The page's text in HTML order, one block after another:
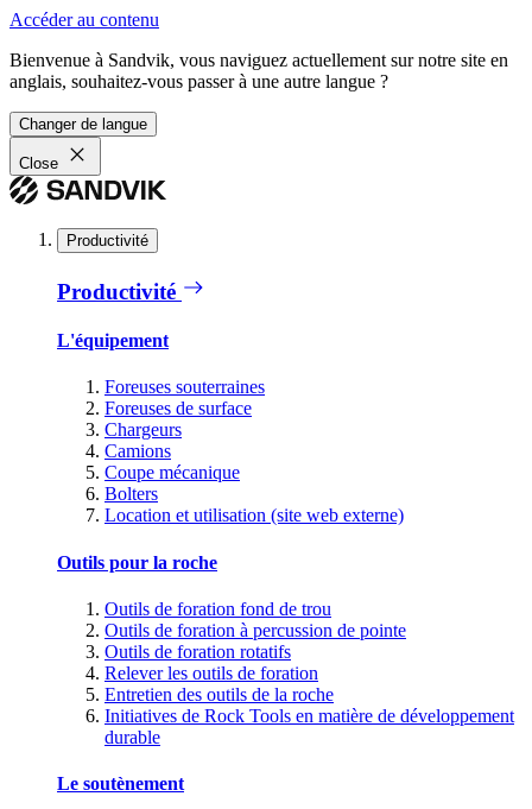
Accéder au contenu
Bienvenue à Sandvik, vous naviguez actuellement sur notre site en
anglais, souhaitez-vous passer à une autre langue ?
Changer de langue
Close
Productivité
Productivité
L'équipement
Foreuses souterraines
Foreuses de surface
Chargeurs
Camions
Coupe mécanique
Bolters
Location et utilisation (site web externe)
Outils pour la roche
Outils de foration fond de trou
Outils de foration à percussion de pointe
Outils de foration rotatifs
Relever les outils de foration
Entretien des outils de la roche
Initiatives de Rock Tools en matière de développement
durable
Le soutènement